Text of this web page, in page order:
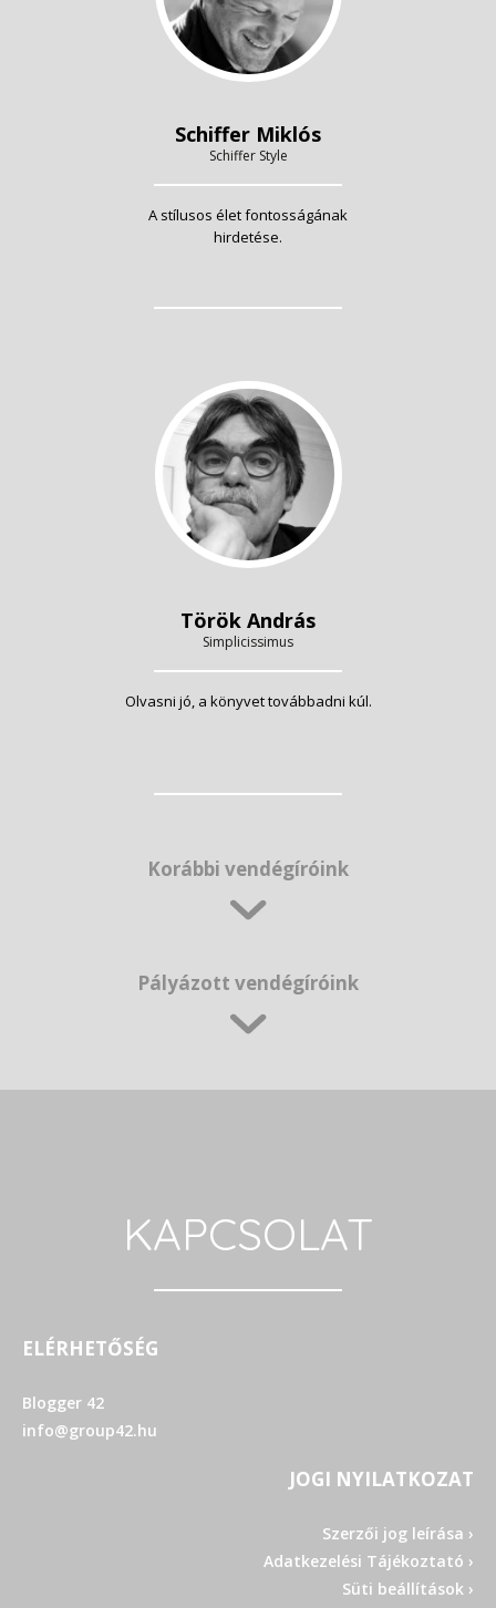
Schiffer Miklós
Schiffer Style
A stílusos élet fontosságának
hirdetése.
Török András
Simplicissimus
Olvasni jó, a könyvet továbbadni kúl.
Korábbi vendégíróink
Pályázott vendégíróink
KAPCSOLAT
ELÉRHETŐSÉG
Blogger 42
info@group42.hu
JOGI NYILATKOZAT
Szerzői jog leírása ›
Adatkezelési Tájékoztató ›
Süti beállítások ›